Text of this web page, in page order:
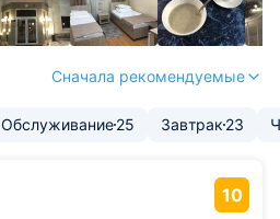
Сначала рекомендуемые
Обслуживание25 Завтрак 23
10